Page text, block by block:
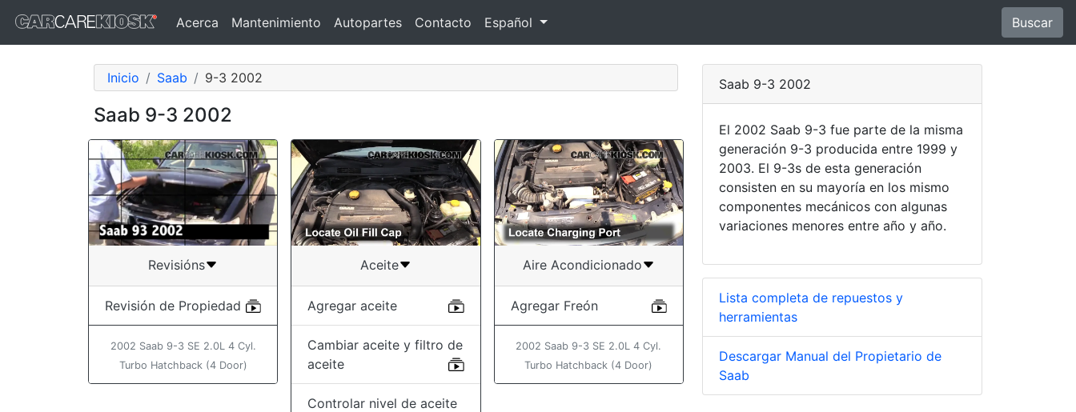
Acerca Mantenimiento Autopartes Contacto Español Buscar
Inicio Saab 9-3 2002
Saab 9-3 2002
Revisións
Revisión de Propiedad
2002 Saab 9-3 SE 2.0L 4 Cyl.
Turbo Hatchback (4 Door)
Aceite
Agregar aceite
Cambiar aceite y filtro de
aceite
Controlar nivel de aceite
Aire Acondicionado
Agregar Freón
2002 Saab 9-3 SE 2.0L 4 Cyl.
Turbo Hatchback (4 Door)
Saab 9-3 2002
El 2002 Saab 9-3 fue parte de la misma
generación 9-3 producida entre 1999 y
2003. El 9-3s de esta generación
consisten en su mayoría en los mismo
componentes mecánicos con algunas
variaciones menores entre año y año.
Lista completa de repuestos y
herramientas
Descargar Manual del Propietario de
Saab